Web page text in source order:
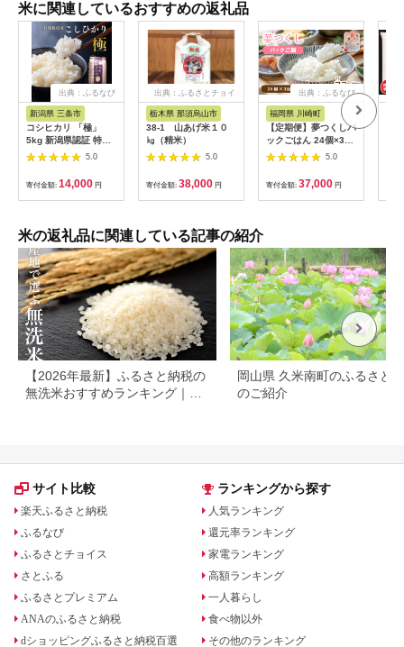
米に関連しているおすすめの返礼品
出典：ふるなび
新潟県 三条市
コシヒカリ 「極」
5kg 新潟県認証 特別
栽培米 令和7年産 一
等 コシヒカリ
5.0
寄付金額: 14,000 円
出典：ふるさとチョイ
栃木県 那須烏山市
38-1 山あげ米１０
㎏（精米）
5.0
寄付金額: 38,000 円
出典：ふるなび
福岡県 川崎町
【定期便】夢つくしパ
ックごはん 24個×3回
パックご飯｜ パック
5.0
寄付金額: 37,000 円
米の返礼品に関連している記事の紹介
【2026年最新】ふるさと納税の
無洗米おすすめランキング｜コ
岡山県 久米南町のふるさと
のご紹介
サイト比較
楽天ふるさと納税
ふるなび
ふるさとチョイス
さとふる
ふるさとプレミアム
ANAのふるさと納税
dショッピングふるさと納税百選
ランキングから探す
人気ランキング
還元率ランキング
家電ランキング
高額ランキング
一人暮らし
食べ物以外
その他のランキング